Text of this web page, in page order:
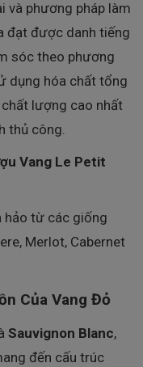
và phương pháp làm
đạt được danh tiếng
sóc theo phương
dụng hóa chất tổng
lượng cao nhất
thủ công.
Vang Le Petit
hảo từ các giống
Merlot, Cabernet
Của Vang Đỏ
Sauvignon Blanc,
đến cấu trúc